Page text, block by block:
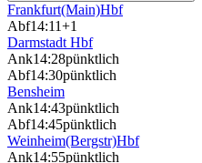
Frankfurt(Main)Hbf
Abf14:11+1
Darmstadt Hbf
Ank14:28pünktlich
Abf14:30pünktlich
Bensheim
Ank14:43pünktlich
Abf14:45pünktlich
Weinheim(Bergstr)Hbf
Ank14:55pünktlich